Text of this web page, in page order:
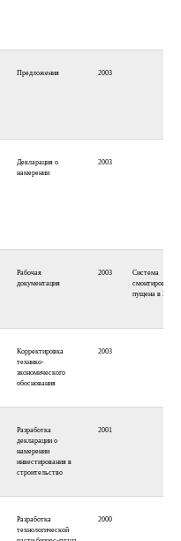
Предложения 2003
Декларация о
намерении
2003
Рабочая
документация
2003
Система
смонтирована и
пущена в 2004
Корректировка
технико-
экономического
обоснования
2003
Разработка
декларации о
намерении
инвестирования в
строительство
2001
Разработка
технологической
2000